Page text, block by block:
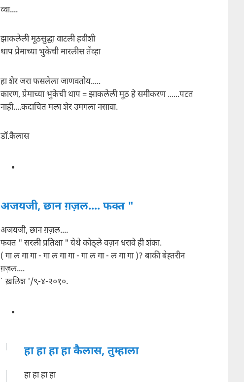
व्वा....
झाकलेली मूठसुद्धा वाटली हवीशी
थाप प्रेमाच्या भुकेची मारलीस तेंव्हा
हा शेर जरा फसलेला जाणवतोय.....
कारण, प्रेमाच्या भुकेची थाप = झाकलेली मूठ हे समीकरण ......पटत
नाही....कदाचित मला शेर उमगला नसावा.
डॉ.कैलास
अजयजी, छान ग़ज़ल.... फक्त "
अजयजी, छान ग़ज़ल....
फक्त " सरली प्रतिक्षा " येथे कोठ्ले वज़न धरावे ही शंका.
( गा ल गा गा - गा ल गा गा - गा ल गा - ल गा गा )? बाकी बेह्तरीन
ग़ज़ल....
` ख़लिश '/९-४-२०१०.
हा हा हा हा कैलास, तुम्हाला
हा हा हा हा